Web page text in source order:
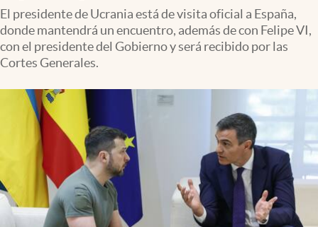
El presidente de Ucrania está de visita oficial a España,
donde mantendrá un encuentro, además de con Felipe VI,
con el presidente del Gobierno y será recibido por las
Cortes Generales.